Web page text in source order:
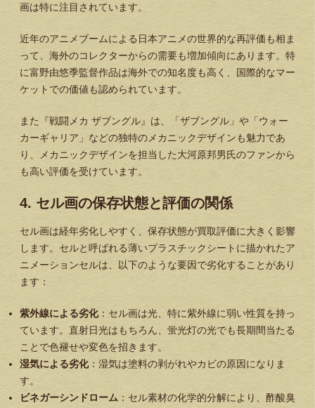
画は特に注目されています。
近年のアニメブームによる日本アニメの世界的な再評価も相ま
って、海外のコレクターからの需要も増加傾向にあります。特
に富野由悠季監督作品は海外での知名度も高く、国際的なマー
ケットでの価値も認められています。
また『戦闘メカ ザブングル』は、「ザブングル」や「ウォー
カーギャリア」などの独特のメカニックデザインも魅力であ
り、メカニックデザインを担当した大河原邦男氏のファンから
も高い評価を受けています。
4. セル画の保存状態と評価の関係
セル画は経年劣化しやすく、保存状態が買取評価に大きく影響
します。セルと呼ばれる薄いプラスチックシートに描かれたア
ニメーションセルは、以下のような要因で劣化することがあり
ます：
紫外線による劣化：セル画は光、特に紫外線に弱い性質を持っ
ています。直射日光はもちろん、蛍光灯の光でも長期間当たる
ことで色褪せや変色を招きます。
湿気による劣化：湿気は塗料の剥がれやカビの原因になりま
す。
ビネガーシンドローム ：セル素材の化学的分解により、酢酸臭